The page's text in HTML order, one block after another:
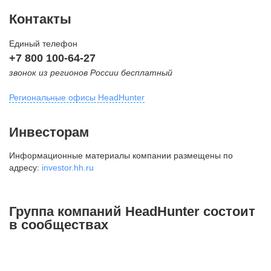
Контакты
Единый телефон
+7 800 100-64-27
звонок из регионов России бесплатный
Региональные офисы HeadHunter
внутригородская территория
Муниципальный округ Тверской,
2-я Брестская ул., д. 48,
+7 495 980-64-27
Инвесторам
Информационные материалы компании размещены по
адресу: investor.hh.ru
Группа компаний HeadHunter состоит
в сообществах